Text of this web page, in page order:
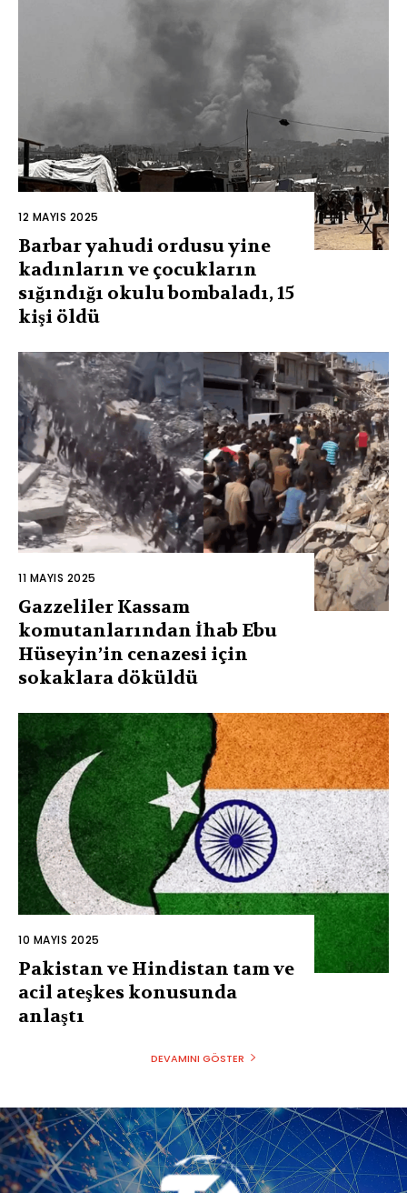
12 MAYIS 2025
Barbar yahudi ordusu yine
kadınların ve çocukların
sığındığı okulu bombaladı, 15
kişi öldü
11 MAYIS 2025
Gazzeliler Kassam
komutanlarından İhab Ebu
Hüseyin’in cenazesi için
sokaklara döküldü
10 MAYIS 2025
Pakistan ve Hindistan tam ve
acil ateşkes konusunda
anlaştı
DEVAMINI GÖSTER